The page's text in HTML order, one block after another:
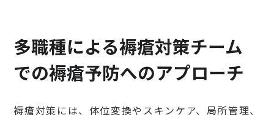
多職種による褥瘡対策チーム
での褥瘡予防へのアプローチ
褥瘡対策には、体位変換やスキンケア、局所管理、